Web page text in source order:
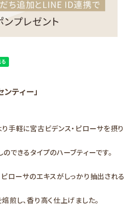
ティー」
手軽に宮古ビデンス・ピローサを摂り
できるタイプのハーブティーです。
ローサのエキスがしっかり抽出される
煎し、香り高く仕上げました。